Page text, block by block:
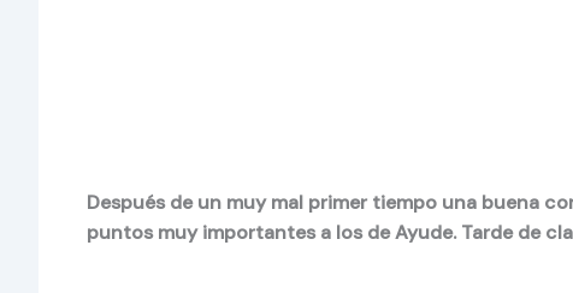
Después de un muy mal primer tiempo una buena
puntos muy importantes a los de Ayude. Tarde de